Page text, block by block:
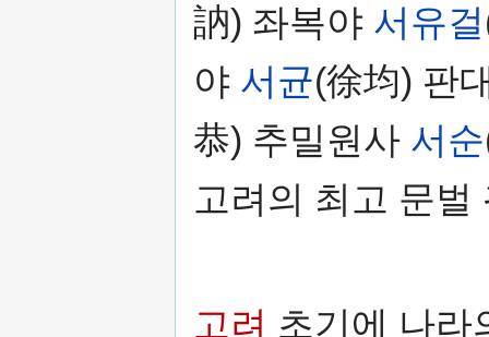
訥) 좌복야 서유걸
야 서균(徐均) 판
恭) 추밀원사 서순
고려의 최고 문
고려 초기에 나